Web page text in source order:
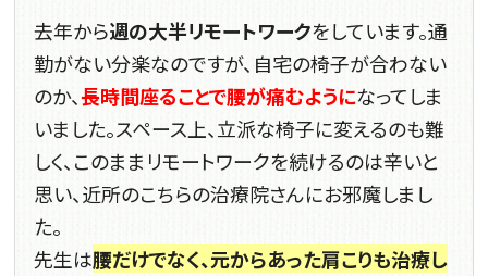
去年から週の大半リモートワークをしています。通
勤がない分楽なのですが、自宅の椅子が合わない
のか、長時間座ることで腰が痛むようになってしま
いました。スペース上、立派な椅子に変えるのも難
しく、このままリモートワークを続けるのは辛いと
思い、近所のこちらの治療院さんにお邪魔しまし
た。
先生は腰だけでなく、元からあった肩こりも治療し